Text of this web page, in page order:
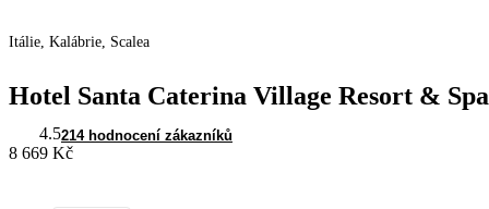
Itálie, Kalábrie, Scalea
Hotel Santa Caterina Village Resort & Spa
4.5214 hodnocení zákazníků
8 669 Kč